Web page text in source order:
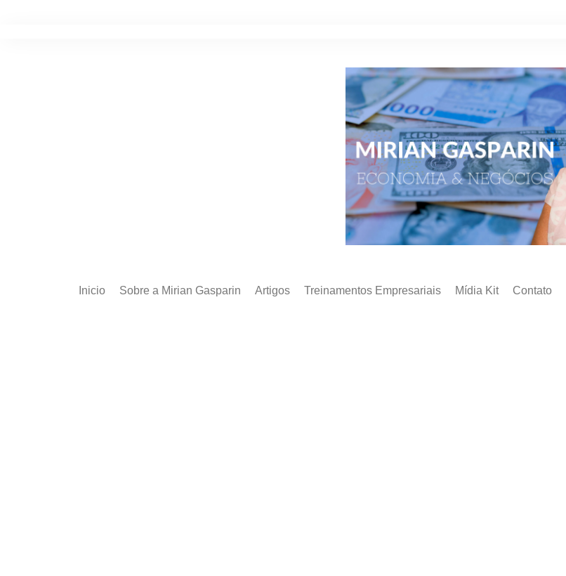
Inicio Sobre a Mirian Gasparin Artigos Treinamentos Empresariais Mídia Kit Contato